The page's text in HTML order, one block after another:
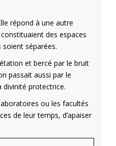
répond à une autre
des espaces
soient séparées.
et bercé par le bruit
passait aussi par le
divinité protectrice.
ou les facultés
de leur temps, d’apaiser